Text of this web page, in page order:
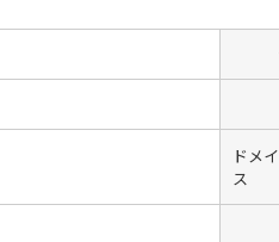
ドメ
ス